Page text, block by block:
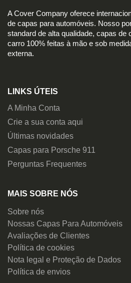
A Cover Company oferece
de capas para automóveis. Nosso
standard de alta qualidade, capas de
carro 100% feitas à mão e sob
externa.
LINKS ÚTEIS
A Minha Conta
Crie a sua conta aqui
Últimas novidades
Capas para Porsche 911
Perguntas Frequentes
MAIS SOBRE NÓS
Sobre nós
Nossas Capas Para Automóveis
Avaliações de Clientes
Política de cookies
Nota legal e Proteção de Dados
Política de envios